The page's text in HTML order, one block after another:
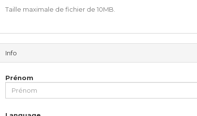
Taille maximale de fichier de 10MB.
Info
Prénom